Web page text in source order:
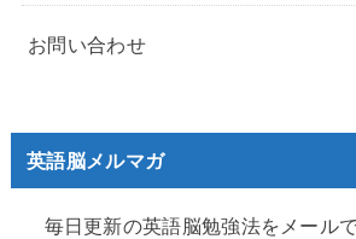
お問い合わせ
英語脳メルマガ
毎日更新の英語脳勉強法をメール